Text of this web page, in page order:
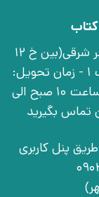
تهران، خ انقلاب، خ 12 فروردین، خ روانمهر شرقی(بین خ 12
فروردین و خ فخر رازی)، بن‌بست اوّل، پلاک 1 - زمان تحویل:
شنبه تا چهارشنبه به جز روزهای تعطیل از ساعت 10 صبح الی
طریق پنل کاربری